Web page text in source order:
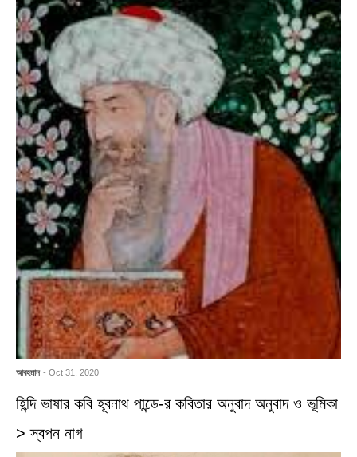
আবহমান - Oct 31, 2020
হিন্দি ভাষার কবি হূবনাথ পান্ডে-র কবিতার অনুবাদ অনুবাদ ও ভূমিকা
> স্বপন নাগ